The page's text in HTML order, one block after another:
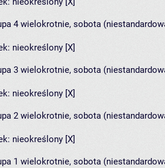
4 wielokrotnie, sobota
nieokreślony [X]
3 wielokrotnie, sobota
nieokreślony [X]
2 wielokrotnie, sobota
nieokreślony [X]
1 wielokrotnie, sobota